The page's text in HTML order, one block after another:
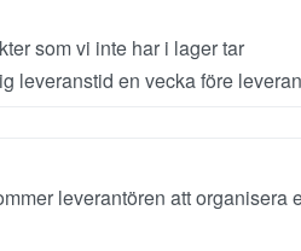
som vi inte har i lager tar
leveranstid en vecka före
leverantören att organisera